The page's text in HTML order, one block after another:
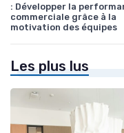
: Développer la
commerciale grâce à la
motivation des équipes
Les plus lus